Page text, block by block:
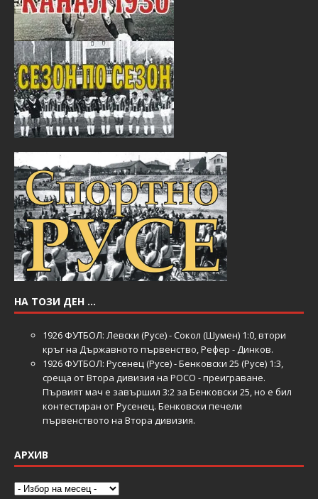
НА ТОЗИ ДЕН …
1926 ФУТБОЛ: Левски (Русе) - Сокол (Шумен) 1:0, втори
кръг на Държавното първенство, Рефер - Динков.
1926 ФУТБОЛ: Русенец (Русе) - Бенковски 25 (Русе) 1:3,
среща от Втора дивизия на РОСО - преиграване.
Първият мач е завършил 3:2 за Бенковски 25, но е бил
контестиран от Русенец. Бенковски печели
първенството на Втора дивизия.
АРХИВ